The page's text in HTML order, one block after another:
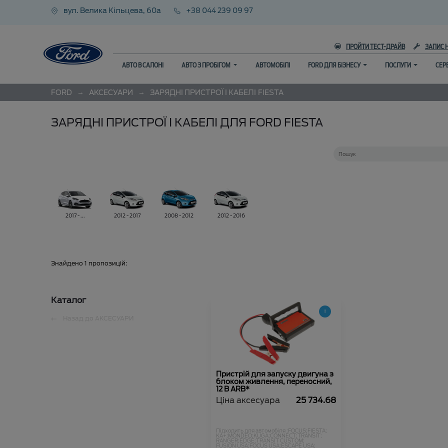
вул. Велика Кільцева, 60а +38 044 239 09 97
ПРОЙТИ ТЕСТ-ДРАЙВ ЗАПИС
АВТО В САЛОНІ АВТО З ПРОБІГОМ АВТОМОБІЛІ FORD ДЛЯ БІЗНЕСУ ПОСЛУГИ
FORD → АКСЕСУАРИ → ЗАРЯДНІ ПРИСТРОЇ І КАБЕЛІ FIESTA
ЗАРЯДНІ ПРИСТРОЇ І КАБЕЛІ ДЛЯ FORD FIESTA
2017 - ... 2012 - 2017 2008 - 2012 2012 - 2016
Знайдено 1 пропозицій:
Каталог
Пристрій для запуску двигуна з
блоком живлення, переносний,
12 В ARB*
Ціна аксесуара 25 734.68
Підходить для автомобіля :FOCUS;FIESTA;
KA+;MONDEO;KUGA;CONNECT;TRANSIT;
RANGER;EDGE;TRANSIT CUSTOM;
FUSION USA;FOCUS USA;ESCAPE USA;